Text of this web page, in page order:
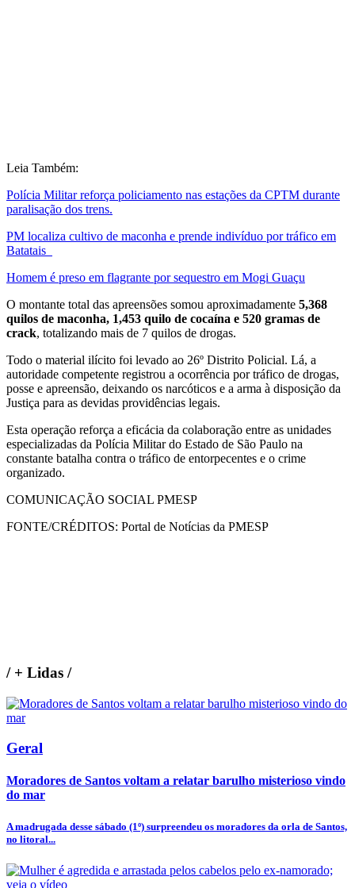
Leia Também:
Polícia Militar reforça policiamento nas estações da CPTM durante
paralisação dos trens.
PM localiza cultivo de maconha e prende indivíduo por tráfico em
Batatais
Homem é preso em flagrante por sequestro em Mogi Guaçu
O montante total das apreensões somou aproximadamente 5,368
quilos de maconha, 1,453 quilo de cocaína e 520 gramas de
crack, totalizando mais de 7 quilos de drogas.
Todo o material ilícito foi levado ao 26º Distrito Policial. Lá, a
autoridade competente registrou a ocorrência por tráfico de drogas,
posse e apreensão, deixando os narcóticos e a arma à disposição da
Justiça para as devidas providências legais.
Esta operação reforça a eficácia da colaboração entre as unidades
especializadas da Polícia Militar do Estado de São Paulo na
constante batalha contra o tráfico de entorpecentes e o crime
organizado.
COMUNICAÇÃO SOCIAL PMESP
FONTE/CRÉDITOS: Portal de Notícias da PMESP
/+ Lidas /
Geral
Moradores de Santos voltam a relatar barulho misterioso vindo
do mar
A madrugada desse sábado (1º) surpreendeu os moradores da orla de Santos,
no litoral...